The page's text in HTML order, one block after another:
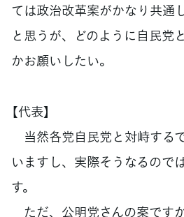
ては政治改革案がかなり共通
と思うが、どのように自民党
かお願いしたい。
【代表】
当然各党自民党と対峙する
いますし、実際そうなるので
す。
ただ、公明党さんの案です